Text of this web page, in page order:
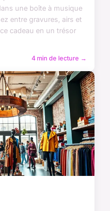
une boîte à musique
entre gravures, airs et
cadeau en un trésor
4 min de lecture →